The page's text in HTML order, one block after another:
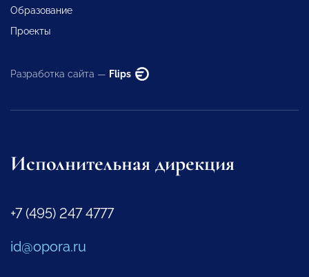
Образование
Проекты
Разработка сайта — Flips
Исполнительная дирекция
+7 (495) 247 4777
id@opora.ru